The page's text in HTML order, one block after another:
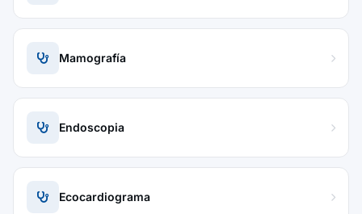
Mamografía
Endoscopia
Ecocardiograma